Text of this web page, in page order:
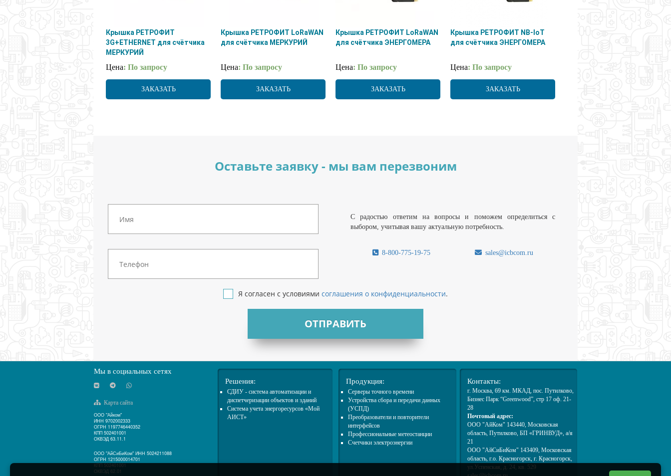
Крышка РЕТРОФИТ
3G+ETHERNET для счётчика
МЕРКУРИЙ
Цена: По запросу
ЗАКАЗАТЬ
Крышка РЕТРОФИТ LoRaWAN
для счётчика МЕРКУРИЙ
Цена: По запросу
ЗАКАЗАТЬ
Крышка РЕТРОФИТ LoRaWAN
для счётчика ЭНЕРГОМЕРА
Цена: По запросу
ЗАКАЗАТЬ
Крышка РЕТРОФИТ NB-IoT
для счётчика ЭНЕРГОМЕРА
Цена: По запросу
ЗАКАЗАТЬ
Оставьте заявку - мы вам перезвоним
С радостью ответим на вопросы и поможем определиться с
выбором, учитывая вашу актуальную потребность.
8-800-775-19-75 sales@icbcom.ru
Я согласен с условиями соглашения о конфиденциальности.
ОТПРАВИТЬ
Мы в социальных сетях
Карта сайта
ООО "Айком"
ИНН 9702002333
ОГРН 1197746440352
КПП 502401001
ОКВЭД 63.11.1
ООО "АйСиБиКом" ИНН 5024211088
ОГРН 1215000014701
КПП 502401001
ОКВЭД 62.01
Решения:
СДИУ - система автоматизации и
диспетчеризации объектов и зданий
Система учета энергоресурсов «Мой
АИСТ»
Продукция:
Cерверы точного времени
Устройства сбора и передачи данных
(УСПД)
Преобразователи и повторители
интерфейсов
Профессиональные метеостанции
Счетчики электроэнергии
Контакты:
г. Москва, 69 км. МКАД, пос. Путилково,
Бизнес Парк “Greenwood”, стр 17 оф. 21-
28
Почтовый адрес:
ООО "АйКом" 143440, Московская
область, Путилково, БП «ГРИНВУД», а/я
21
ООО "АйСиБиКом" 143409, Московская
область, г.о. Красногорск, г. Красногорск,
ул.Успенская, д. 24, кв. 529